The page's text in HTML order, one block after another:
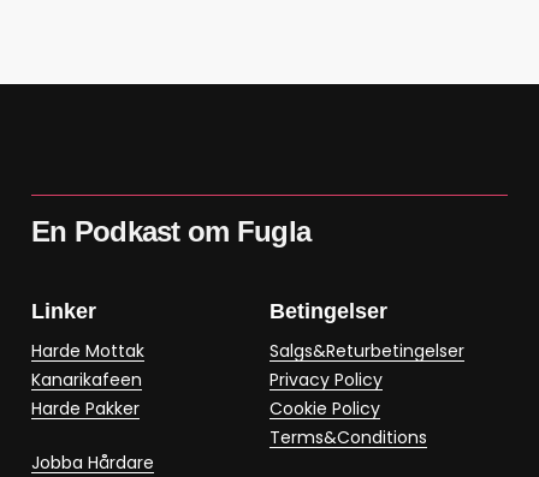
En Podkast om Fugla
Linker
Harde Mottak
Kanarikafeen
Harde Pakker
Jobba Hårdare
Betingelser
Salgs&Returbetingelser
Privacy Policy
Cookie Policy
Terms&Conditions